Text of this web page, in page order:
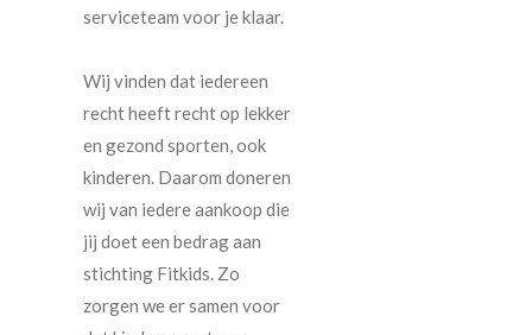
serviceteam voor je klaar.
Wij vinden dat iedereen
recht heeft recht op lekker
en gezond sporten, ook
kinderen. Daarom doneren
wij van iedere aankoop die
jij doet een bedrag aan
stichting Fitkids. Zo
zorgen we er samen voor